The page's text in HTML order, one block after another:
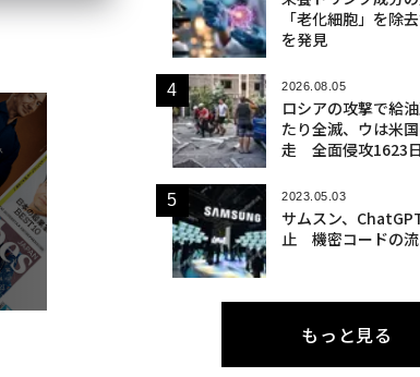
「老化細胞」を除
を発見
2026.08.05
ロシアの攻撃で給
たり全滅、ウは米
走 全面侵攻1623
2023.05.03
サムスン、
止 機密コードの
もっと見る